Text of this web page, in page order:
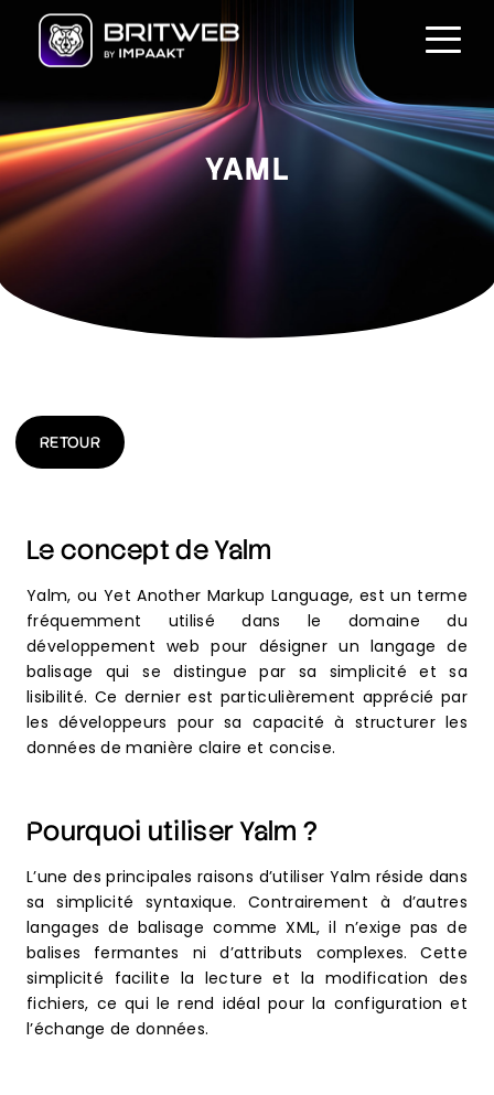
YAML
RETOUR
Le concept de Yalm
Yalm, ou Yet Another Markup Language, est un terme
fréquemment utilisé dans le domaine du
développement web pour désigner un langage de
balisage qui se distingue par sa simplicité et sa
lisibilité. Ce dernier est particulièrement apprécié par
les développeurs pour sa capacité à structurer les
données de manière claire et concise.
Pourquoi utiliser Yalm ?
L’une des principales raisons d’utiliser Yalm réside dans
sa simplicité syntaxique. Contrairement à d’autres
langages de balisage comme XML, il n’exige pas de
balises fermantes ni d’attributs complexes. Cette
simplicité facilite la lecture et la modification des
fichiers, ce qui le rend idéal pour la configuration et
l’échange de données.